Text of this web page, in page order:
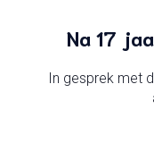
Na 17
In gesprek met